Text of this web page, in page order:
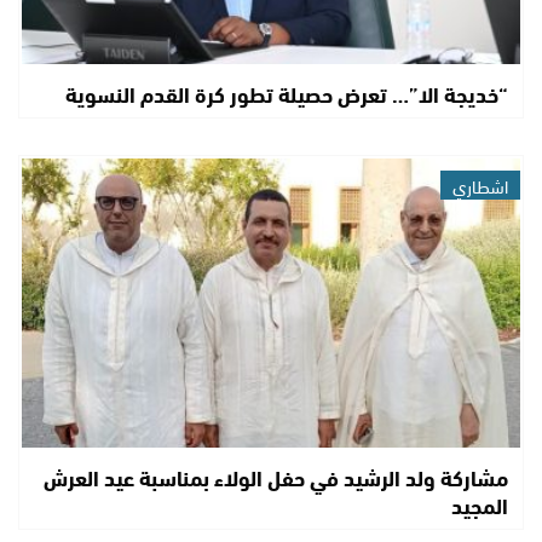
“خديجة الا”… تعرض حصيلة تطور كرة القدم النسوية
اشطاري
مشاركة ولد الرشيد في حفل الولاء بمناسبة عيد العرش
المجيد